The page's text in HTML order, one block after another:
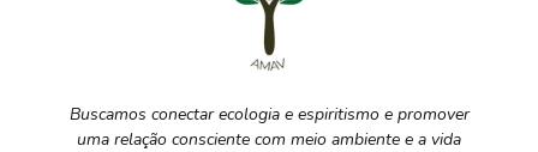
Buscamos conectar ecologia e espiritismo e promover
uma relação consciente com meio ambiente e a vida